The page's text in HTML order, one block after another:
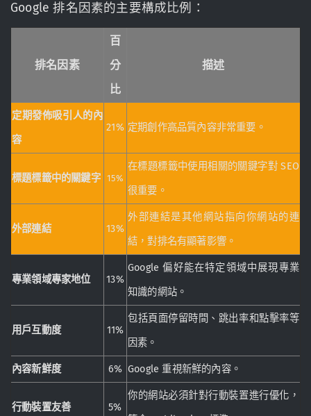
Google 排名因素的主要構成比例：
排名因素
百
分
比
描述
定期發佈吸引人的內
容
21% 定期創作高品質內容非常重要。
標題標籤中的關鍵字 15%
在標題標籤中使用相關的關鍵字對 SEO
很重要。
外部連結 13%
外部連結是其他網站指向你網站的連
結，對排名有顯著影響。
專業領域專家地位 13%
Google 偏好能在特定領域中展現專業
知識的網站。
用戶互動度 11%
包括頁面停留時間、跳出率和點擊率等
因素。
內容新鮮度 6% Google 重視新鮮的內容。
行動裝置友善 5%
你的網站必須針對行動裝置進行優化，